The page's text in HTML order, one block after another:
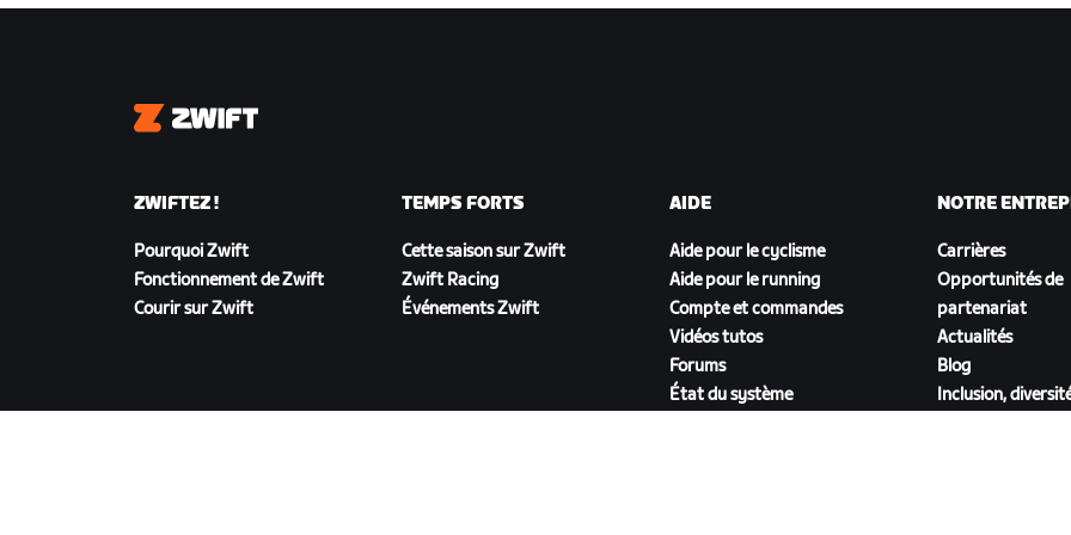
Zwift
ZWIFTEZ !
Pourquoi Zwift
Fonctionnement de Zwift
Courir sur Zwift
TEMPS FORTS
Cette saison sur Zwift
Zwift Racing
Événements Zwift
AIDE
Aide pour le cyclisme
Aide pour le running
Compte et commandes
Vidéos tutos
Forums
État du système
NOTRE
Carrières
Opportunités de
partenariat
Actualités
Blog
Inclusion,